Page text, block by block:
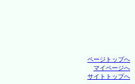
ページトップへ
マイページへ
サイトトップへ